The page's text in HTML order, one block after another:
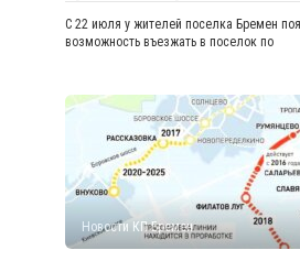
С 22 июля у жителей поселка Бремен
возможность въезжать в поселок по
Новости КП Бремен